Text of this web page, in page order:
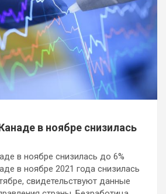
в ноябре снизилась
в ноябре снизилась до 6%
в ноябре 2021 года снизилась
свидетельствуют данные